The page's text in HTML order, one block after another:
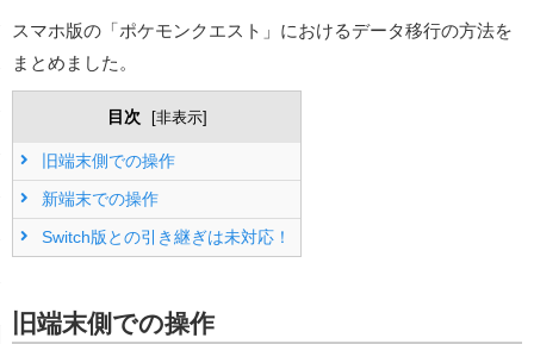
スマホ版の「ポケモンクエスト」におけるデータ移行の方法を
まとめました。
目次 [非表示]
旧端末側での操作
新端末での操作
Switch版との引き継ぎは未対応！
旧端末側での操作